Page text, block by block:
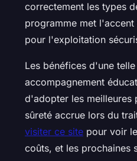
correctement les types
programme met
pour l'exploitation
Les bénéfices d'une
accompagnement
d'adopter les meilleures
sûreté accrue lors du
visiter ce site pour voir
coûts, et les prochaines